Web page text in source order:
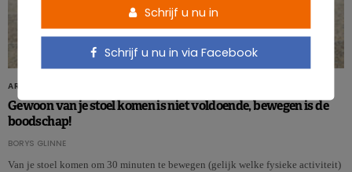
ARTIKELS
Gewoon van je stoel komen is niet voldoende, bewegen is de
boodschap!
BORYS GLINNE
Van je stoel komen om 30 minuten te bewegen (gelijk welke fysieke activiteit)
Schrijf u nu in
Schrijf u nu in via Facebook